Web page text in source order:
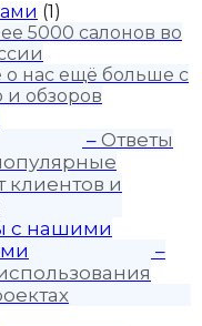
5000 салонов во
о нас ещё больше с
обзоров
– Ответы
клиентов и
с нашими
–
(1)